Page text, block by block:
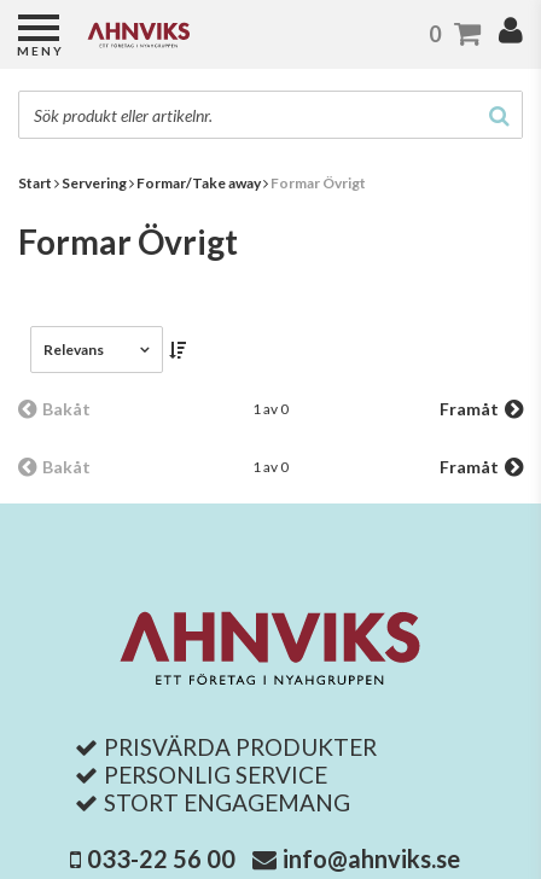
Start Servering Formar/Take away Formar Övrigt
Formar Övrigt
Relevans
Bakåt 1 av 0 Framåt
Bakåt 1 av 0 Framåt
PRISVÄRDA PRODUKTER
PERSONLIG SERVICE
STORT ENGAGEMANG
033-22 56 00 info@ahnviks.se
MENY
0